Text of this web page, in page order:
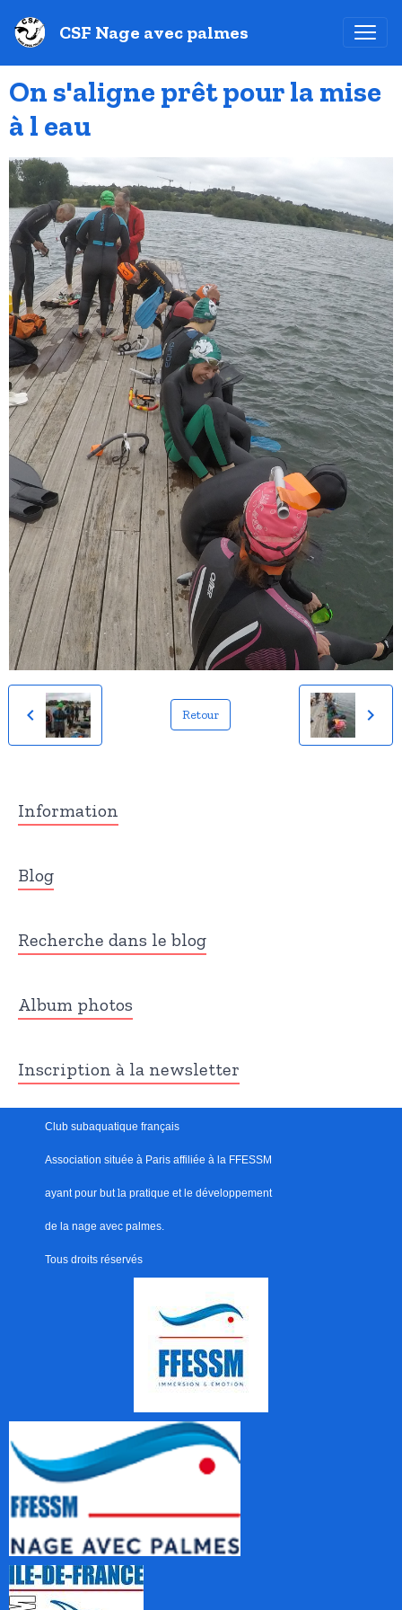
CSF Nage avec palmes
On s'aligne prêt pour la mise
à l eau
Retour
Information
Blog
Recherche dans le blog
Album photos
Inscription à la newsletter
Club subaquatique français
Association située à Paris affiliée à la FFESSM
ayant pour but la pratique et le développement
de la nage avec palmes.
Tous droits réservés